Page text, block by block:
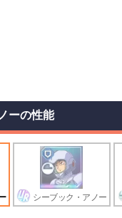
ーの性能
シーブック・アノー